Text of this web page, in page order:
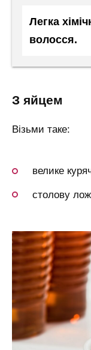
Легка
волосся.
з яйцем
Візьми таке:
велике
столову